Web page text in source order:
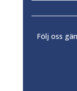
Följ oss